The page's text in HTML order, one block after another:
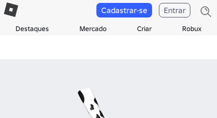
Destaques Mercado Criar Robux
Cadastrar-se Entrar